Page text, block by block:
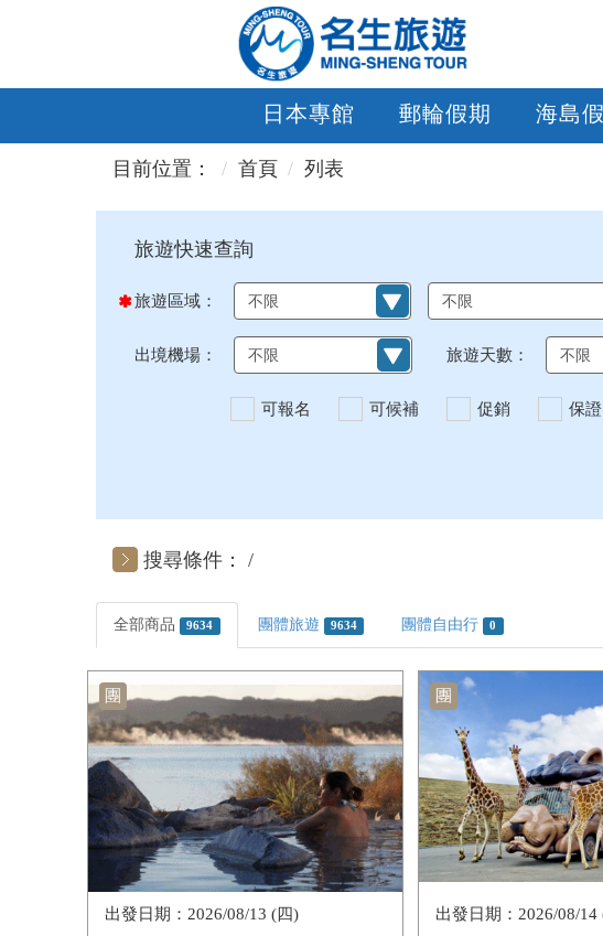
日本專館 郵輪假期 海島
目前位置： 首頁 列表
旅遊區域：
出境機場： 旅遊天數：
可報名 可候補 促銷 保
搜尋條件：
全部商品 9634 團體旅遊 9634 團體自由行 0
團
2026/08/13 (四)
團
2026/08/14